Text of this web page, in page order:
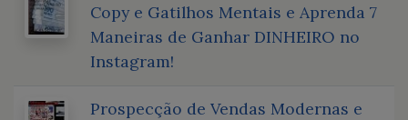
Copy e Gatilhos Mentais e Aprenda 7
Maneiras de Ganhar DINHEIRO no
Instagram!
Prospecção de Vendas Modernas e